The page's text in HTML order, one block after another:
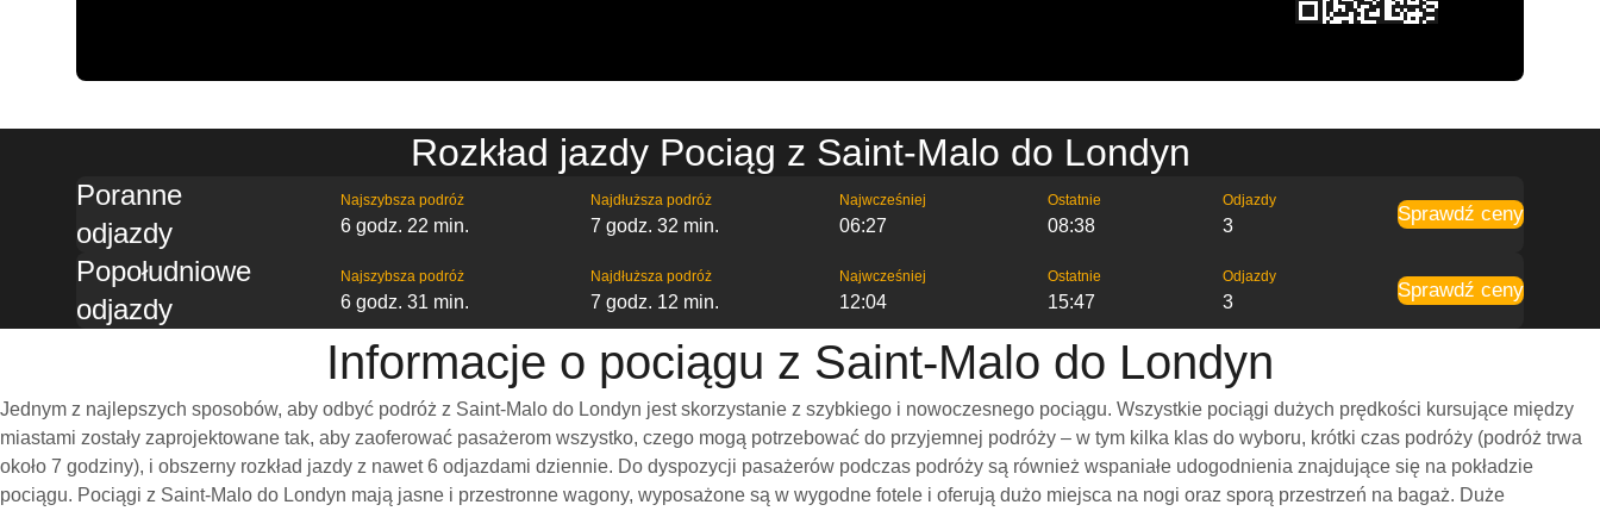
Rozkład jazdy Pociąg z Saint-Malo do Londyn
Poranne
odjazdy
Najszybsza podróż
6 godz. 22 min.
Najdłuższa podróż
7 godz. 32 min.
Najwcześniej
06:27
Ostatnie
08:38
Odjazdy
3
Sprawdź ceny
Popołudniowe
odjazdy
Najszybsza podróż
6 godz. 31 min.
Najdłuższa podróż
7 godz. 12 min.
Najwcześniej
12:04
Ostatnie
15:47
Odjazdy
3
Sprawdź ceny
Informacje o pociągu z Saint-Malo do Londyn
Jednym z najlepszych sposobów, aby odbyć podróż z Saint-Malo do Londyn jest skorzystanie z szybkiego i nowoczesnego pociągu. Wszystkie pociągi dużych prędkości kursujące między
miastami zostały zaprojektowane tak, aby zaoferować pasażerom wszystko, czego mogą potrzebować do przyjemnej podróży – w tym kilka klas do wyboru, krótki czas podróży (podróż trwa
około 7 godziny), i obszerny rozkład jazdy z nawet 6 odjazdami dziennie. Do dyspozycji pasażerów podczas podróży są również wspaniałe udogodnienia znajdujące się na pokładzie
pociągu. Pociągi z Saint-Malo do Londyn mają jasne i przestronne wagony, wyposażone są w wygodne fotele i oferują dużo miejsca na nogi oraz sporą przestrzeń na bagaż. Duże